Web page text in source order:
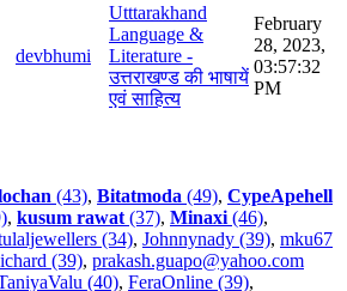
devbhumi
Utttarakhand
Language &
Literature -
उत्तराखण्ड की भाषायें
एवं साहित्य
February
28, 2023,
03:57:32
PM
(43), Bitatmoda (49), CypeApehell
, kusum rawat(37), Minaxi(46),
(34), Johnnynady (39), mku67
(39), prakash.guapo@yahoo.com
(40), FeraOnline (39),